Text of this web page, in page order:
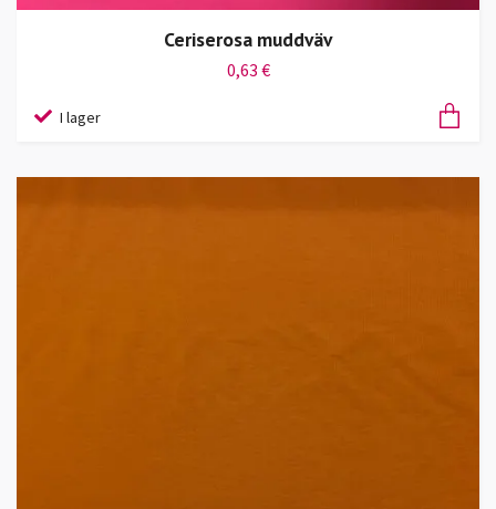
Ceriserosa muddväv
0,63 €
I lager